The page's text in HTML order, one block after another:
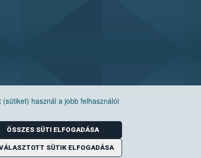
használ a jobb felhasználói
ÖSSZES SÜTI ELFOGADÁSA
SÜTIK ELFOGADÁSA